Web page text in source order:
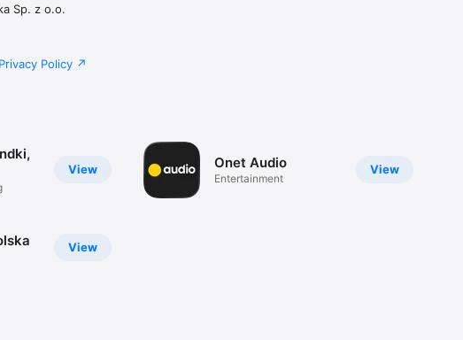
Sp. z o.o.
Privacy Policy
View
View
View
Onet Audio
Entertainment